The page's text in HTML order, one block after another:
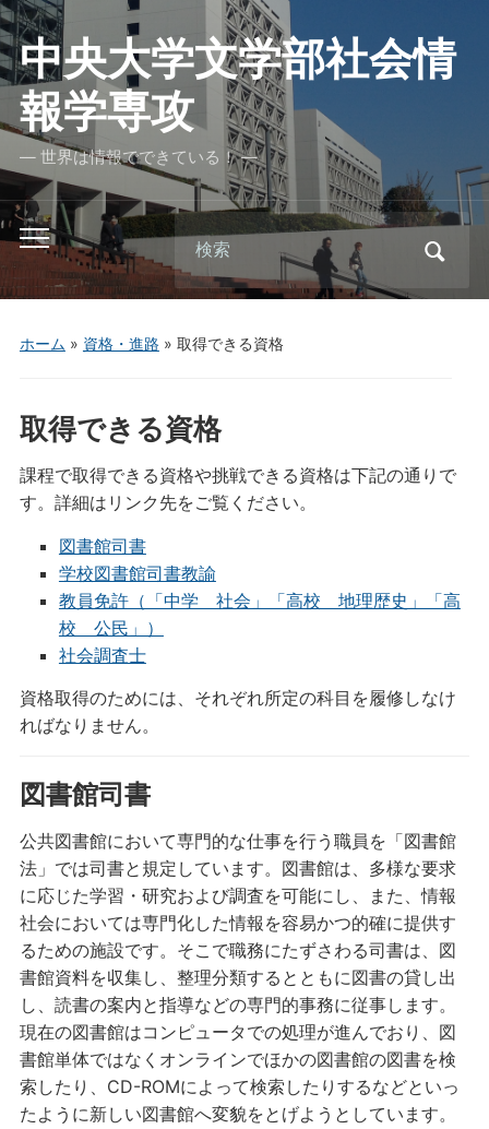
中央大学文学部社会情
報学専攻
― 世界は情報でできている！ ―
Toggle
mobile
menu
Search
for:
ホーム » 資格・進路 » 取得できる資格
取得できる資格
課程で取得できる資格や挑戦できる資格は下記の通りで
す。詳細はリンク先をご覧ください。
図書館司書
学校図書館司書教諭
教員免許（「中学 社会」「高校 地理歴史」「高
校 公民」）
社会調査士
資格取得のためには、それぞれ所定の科目を履修しなけ
ればなりません。
図書館司書
公共図書館において専門的な仕事を行う職員を「図書館
法」では司書と規定しています。図書館は、多様な要求
に応じた学習・研究および調査を可能にし、また、情報
社会においては専門化した情報を容易かつ的確に提供す
るための施設です。そこで職務にたずさわる司書は、図
書館資料を収集し、整理分類するとともに図書の貸し出
し、読書の案内と指導などの専門的事務に従事します。
現在の図書館はコンピュータでの処理が進んでおり、図
書館単体ではなくオンラインでほかの図書館の図書を検
索したり、CD-ROMによって検索したりするなどといっ
たように新しい図書館へ変貌をとげようとしています。